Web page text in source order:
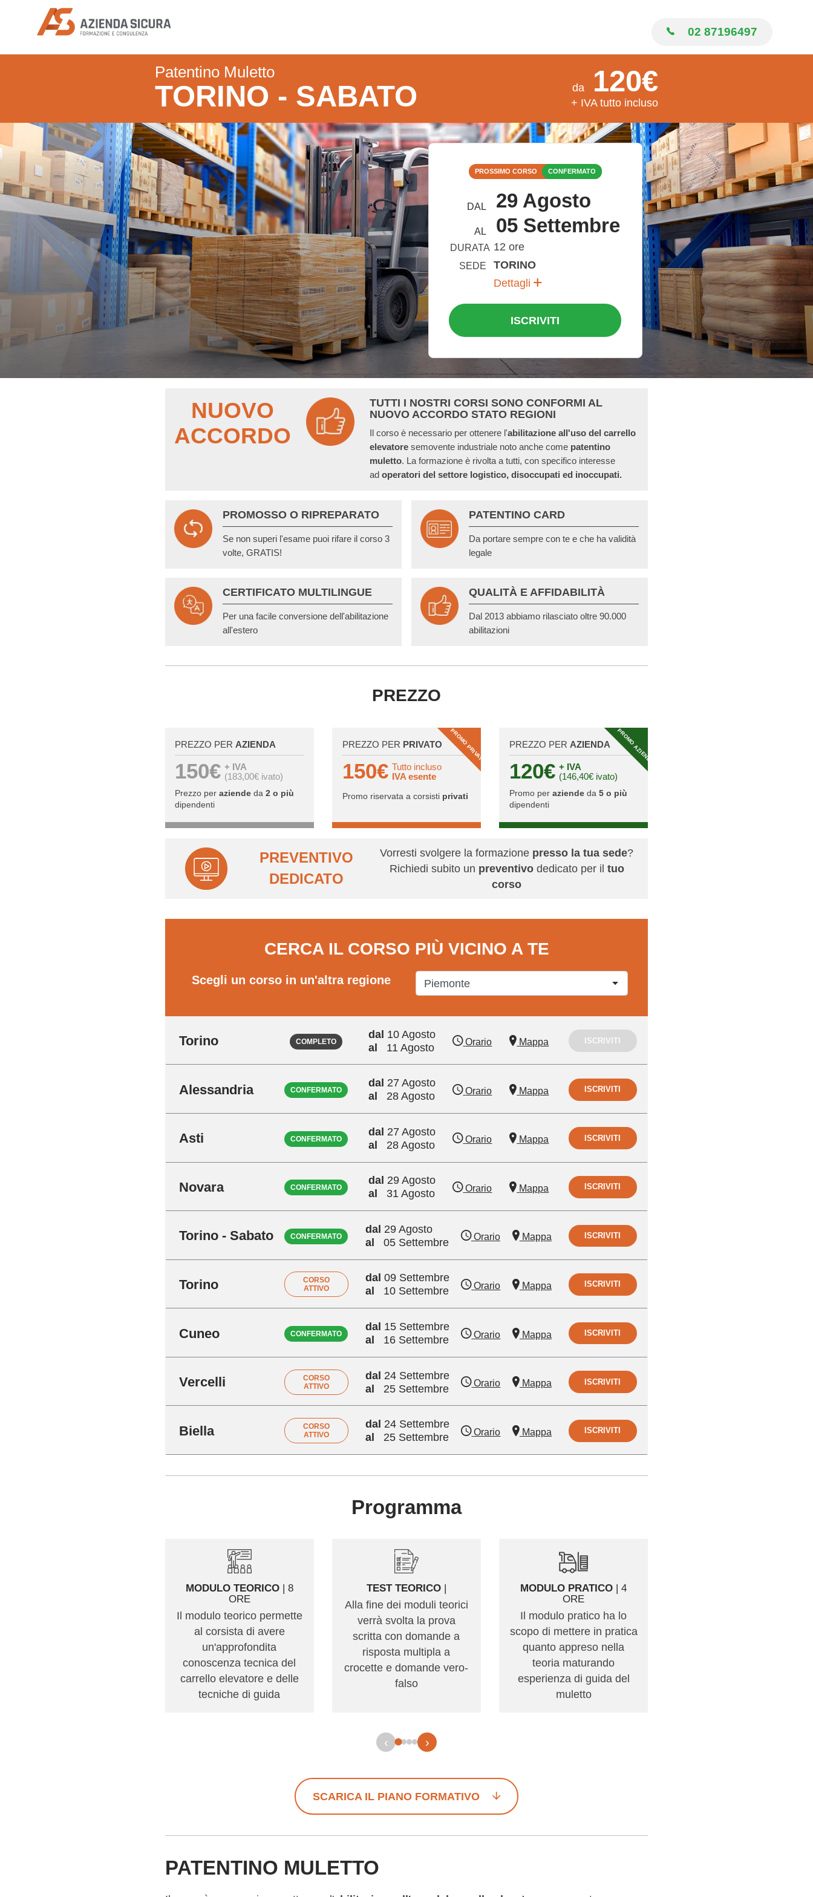
02 87196497
Azienda Sicura
Patentino Muletto
TORINO - SABATO da 120€
+ IVA tutto incluso
PROSSIMO CORSO CONFERMATO
DAL 29 Agosto
AL 05 Settembre
DURATA 12 ore
SEDE
TORINO
Dettagli
ISCRIVITI
NUOVO
ACCORDO
TUTTI I NOSTRI CORSI SONO CONFORMI AL
NUOVO ACCORDO STATO REGIONI
Il corso è necessario per ottenere l'abilitazione all'uso del carrello
elevatoresemovente industriale noto anche come patentino
muletto. La formazione è rivolta a tutti, con specifico interesse
ad operatori del settore logistico, disoccupati ed inoccupati.
PROMOSSO O RIPREPARATO
Se non superi l'esame puoi rifare il corso 3
volte, GRATIS!
PATENTINO CARD
Da portare sempre con te e che ha validità
legale
CERTIFICATO MULTILINGUE
Per una facile conversione dell'abilitazione
all'estero
QUALITÀ E AFFIDABILITÀ
Dal 2013 abbiamo rilasciato oltre 90.000
abilitazioni
PREZZO
PREZZO PER AZIENDA
150€ + IVA
(183,00€ ivato)
Prezzo peraziende da2 o più
dipendenti
PROMO PRIVATI
PREZZO PER PRIVATO
150€ Tutto incluso
IVA esente
Promo riservata a corsisti privati
PROMO AZIENDA
PREZZO PER AZIENDA
120€ + IVA
(146,40€ ivato)
Promo per aziendeda 5 o più
dipendenti
PREVENTIVO
DEDICATO
Vorresti svolgere la formazione presso la tua sede?
Richiedi subito un preventivodedicato per il tuo
corso
CERCA IL CORSO PIÙ VICINO A TE
Scegli un corso in un'altra regione
Torino COMPLETO
dal 10 Agosto
al
11 Agosto Orario Mappa ISCRIVITI
Alessandria CONFERMATO
dal 27 Agosto
al
28 Agosto Orario Mappa ISCRIVITI
Asti CONFERMATO
dal 27 Agosto
al
28 Agosto Orario Mappa ISCRIVITI
Novara CONFERMATO
dal 29 Agosto
al
31 Agosto Orario Mappa ISCRIVITI
Torino - Sabato CONFERMATO
dal 29 Agosto
al
05 Settembre Orario Mappa ISCRIVITI
Torino
CORSO
ATTIVO
dal 09 Settembre
al
10 Settembre Orario Mappa ISCRIVITI
Cuneo CONFERMATO
dal 15 Settembre
al
16 Settembre Orario Mappa ISCRIVITI
Vercelli
CORSO
ATTIVO
dal 24 Settembre
al
25 Settembre Orario Mappa ISCRIVITI
Biella
CORSO
ATTIVO
dal 24 Settembre
al
25 Settembre Orario Mappa ISCRIVITI
Programma
MODULO TEORICO| 8
ORE
Il modulo teorico permette
al corsista di avere
un'approfondita
conoscenza tecnica del
carrello elevatore e delle
tecniche di guida
TEST TEORICO|
Alla fine dei moduli teorici
verrà svolta la prova
scritta con domande a
risposta multipla a
crocette e domande vero-
falso
MODULO PRATICO | 4
ORE
Il modulo pratico ha lo
scopo di mettere in pratica
quanto appreso nella
teoria maturando
esperienza di guida del
muletto
‹ ›
SCARICA IL PIANO FORMATIVO
PATENTINO MULETTO